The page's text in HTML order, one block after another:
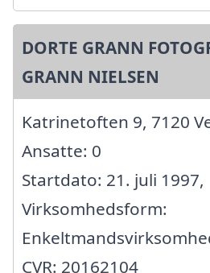
DORTE GRANN
GRANN NIELSEN
Katrinetoften 9, 7120
Ansatte: 0
Startdato: 21. juli 1997,
Virksomhedsform:
CVR: 20162104